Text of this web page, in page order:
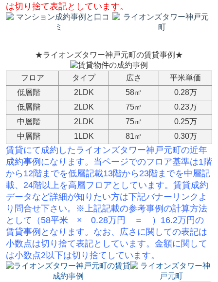
は切り捨て表記としています。
★ライオンズタワー神戸元町の賃貸事例★
フロア タイプ 広さ
平米単価
低層階
2LDK 58㎡
0.28万
低層階
2LDK 75㎡
0.23万
中層階
2LDK 75㎡
0.25万
中層階
1LDK 81㎡ 0.30万
賃貸にて成約したライオンズタワー神戸元町の近年
成約事例になります。当ページでのフロア基準は1階
から12階までを低層記載13階から23階までを中層記
載、24階以上を高層フロアとしています。賃貸成約
データなど詳細が知りたい方は下記バナーリンクよ
り問合せ下さい。※ 上記記載の参考事例の計算方法
として（58平米 × 0.28万円 ＝ ）16.2万円の
賃貸事例となります。なお、広さに関しての表記は
小数点は切り捨て表記としています。金額に関して
は小数点2以下は切り捨てしています。